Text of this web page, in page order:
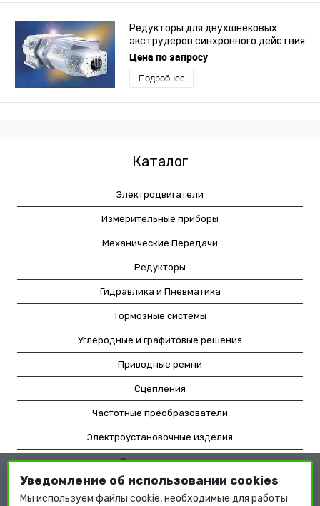
Редукторы для двухшнековых
экструдеров синхронного действия
серии T2MAX S
Цена по запросу
Подробнее
Каталог
Электродвигатели
Измерительные приборы
Механические Передачи
Редукторы
Гидравлика и Пневматика
Тормозные системы
Углеродные и графитовые решения
Приводные ремни
Сцепления
Частотные преобразователи
Электроустановочные изделия
Электроприводы
Насосное оборудование
Уведомление об использовании cookies
Мы используем файлы cookie, необходимые для работы